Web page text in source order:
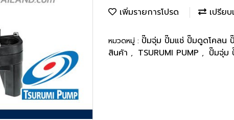
เพิ่มรายการโปรด เปรีย
หมวดหมู่ : ปั๊มจุ่ม ปั๊มแช่ ปั๊มดูดโคลน
สินค้า , TSURUMI PUMP , ปั๊มจุ่ม